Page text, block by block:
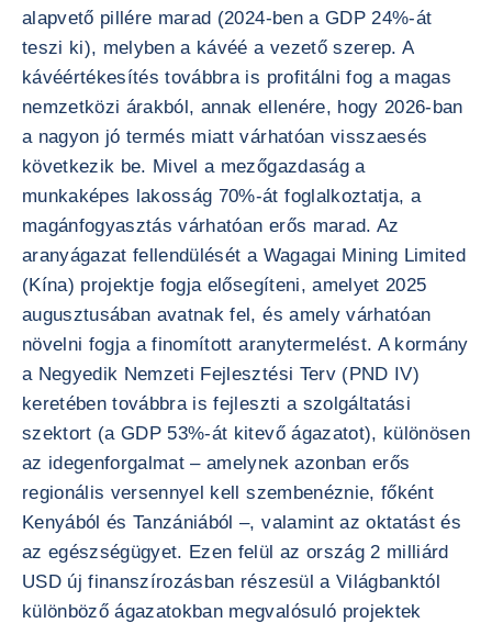
alapvető pillére marad (2024-ben a GDP 24%-át
teszi ki), melyben a kávéé a vezető szerep. A
kávéértékesítés továbbra is profitálni fog a magas
nemzetközi árakból, annak ellenére, hogy 2026-ban
a nagyon jó termés miatt várhatóan visszaesés
következik be. Mivel a mezőgazdaság a
munkaképes lakosság 70%-át foglalkoztatja, a
magánfogyasztás várhatóan erős marad. Az
aranyágazat fellendülését a Wagagai Mining Limited
(Kína) projektje fogja elősegíteni, amelyet 2025
augusztusában avatnak fel, és amely várhatóan
növelni fogja a finomított aranytermelést. A kormány
a Negyedik Nemzeti Fejlesztési Terv (PND IV)
keretében továbbra is fejleszti a szolgáltatási
szektort (a GDP 53%-át kitevő ágazatot), különösen
az idegenforgalmat – amelynek azonban erős
regionális versennyel kell szembenéznie, főként
Kenyából és Tanzániából –, valamint az oktatást és
az egészségügyet. Ezen felül az ország 2 milliárd
USD új finanszírozásban részesül a Világbanktól
különböző ágazatokban megvalósuló projektek